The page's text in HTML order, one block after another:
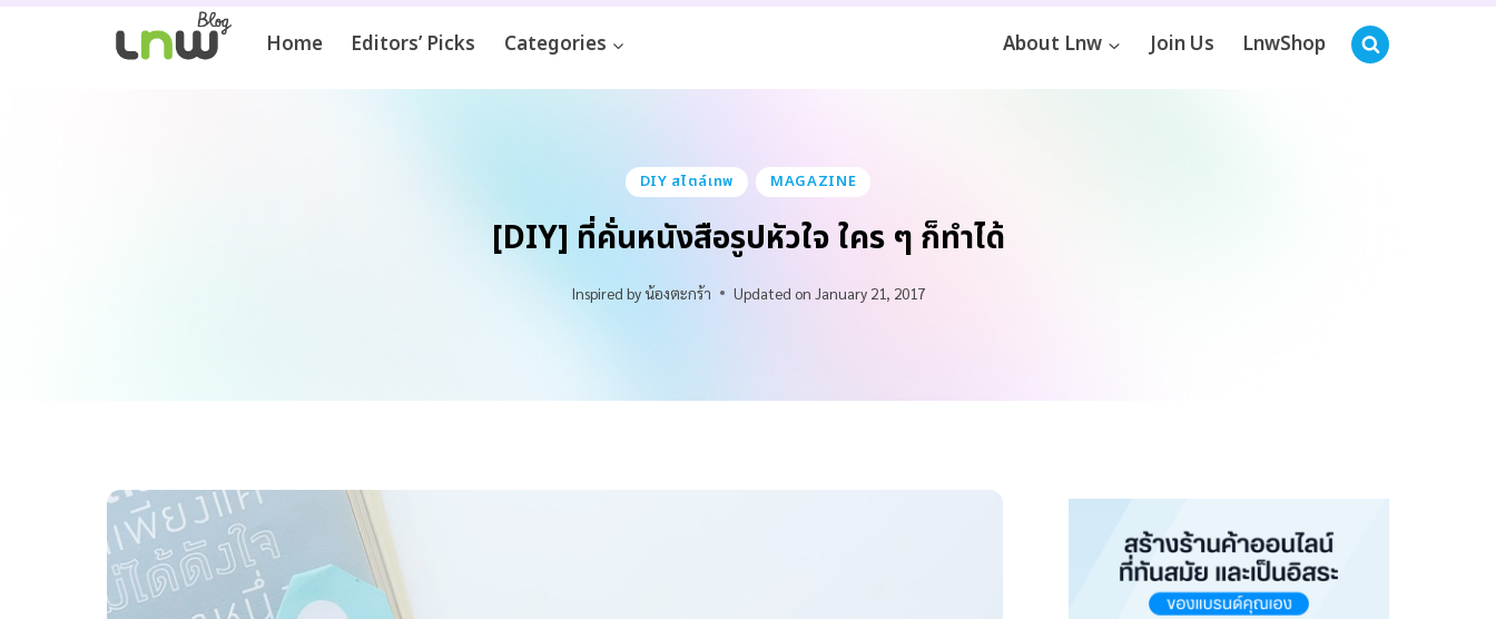
Home Editors’ Picks Categories About Lnw Join Us LnwShop
DIY สไตล์เทพ MAGAZINE
[DIY] ที่คั่นหนังสือรูปหัวใจ ใคร ๆ ก็ทำได้
Inspired by น้องตะกร้า Updated on January 21, 2017